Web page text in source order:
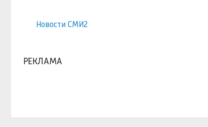
Новости СМИ2
РЕКЛАМА